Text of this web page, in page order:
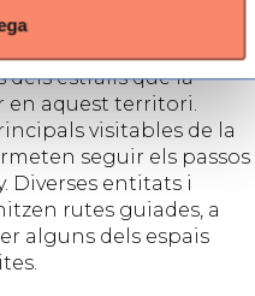
de la Batalla de l’Ebre
dels estralls que la
en aquest territori.
visitables de la
seguir els passos
Diverses entitats i
rutes guiades, a
alguns dels espais